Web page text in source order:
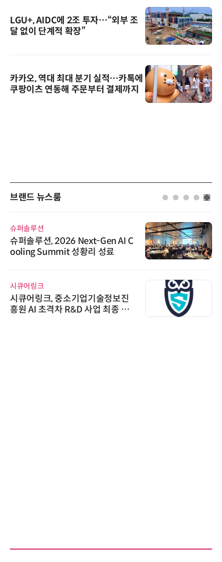
LGU+, AIDC에 2조 투자…“외부 조
달 없이 단계적 확장”
카카오, 역대 최대 분기 실적…카톡에
쿠팡이츠 연동해 주문부터 결제까지
브랜드 뉴스룸
슈퍼솔루션
슈퍼솔루션, 2026 Next-Gen AI C
ooling Summit 성황리 성료
시큐어링크
시큐어링크, 중소기업기술정보진
흥원 AI 초격차 R&D 사업 최종 선